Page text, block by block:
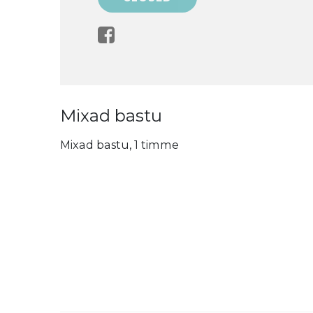
Mixad bastu
Mixad bastu, 1 timme